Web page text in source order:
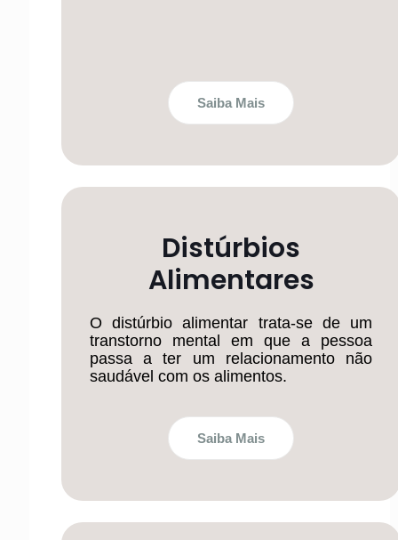
Saiba Mais
Distúrbios
Alimentares
O distúrbio alimentar trata-se de um
transtorno mental em que a pessoa
passa a ter um relacionamento não
saudável com os alimentos.
Saiba Mais